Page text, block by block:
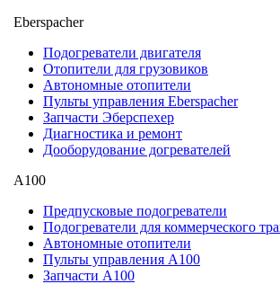
Eberspacher
Подогреватели двигателя
Отопители для грузовиков
Автономные отопители
Пульты управления Eberspacher
Запчасти Эберспехер
Диагностика и ремонт
Дооборудование догревателей
А100
Предпусковые подогреватели
Подогреватели для коммерческого
Автономные отопители
Пульты управления A100
Запчасти А100